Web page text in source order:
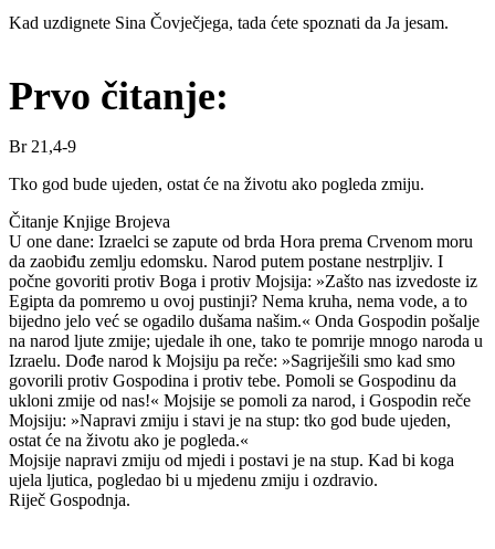
Kad uzdignete Sina Čovječjega, tada ćete spoznati da Ja jesam.
Prvo čitanje:
Br 21,4-9
Tko god bude ujeden, ostat će na životu ako pogleda zmiju.
Čitanje Knjige Brojeva
U one dane: Izraelci se zapute od brda Hora prema Crvenom moru
da zaobiđu zemlju edomsku. Narod putem postane nestrpljiv. I
počne govoriti protiv Boga i protiv Mojsija: »Zašto nas izvedoste iz
Egipta da pomremo u ovoj pustinji? Nema kruha, nema vode, a to
bijedno jelo već se ogadilo dušama našim.« Onda Gospodin pošalje
na narod ljute zmije; ujedale ih one, tako te pomrije mnogo naroda u
Izraelu. Dođe narod k Mojsiju pa reče: »Sagriješili smo kad smo
govorili protiv Gospodina i protiv tebe. Pomoli se Gospodinu da
ukloni zmije od nas!« Mojsije se pomoli za narod, i Gospodin reče
Mojsiju: »Napravi zmiju i stavi je na stup: tko god bude ujeden,
ostat će na životu ako je pogleda.«
Mojsije napravi zmiju od mjedi i postavi je na stup. Kad bi koga
ujela ljutica, pogledao bi u mjedenu zmiju i ozdravio.
Riječ Gospodnja.